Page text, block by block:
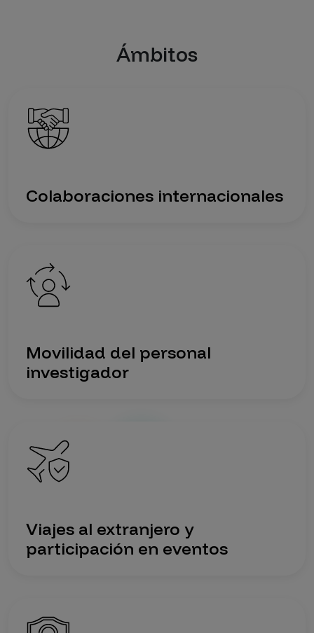
Ámbitos
Imagen
Colaboraciones internacionales
Imagen
Movilidad del personal
investigador
Imagen
Viajes al extranjero y
participación en eventos
Imagen